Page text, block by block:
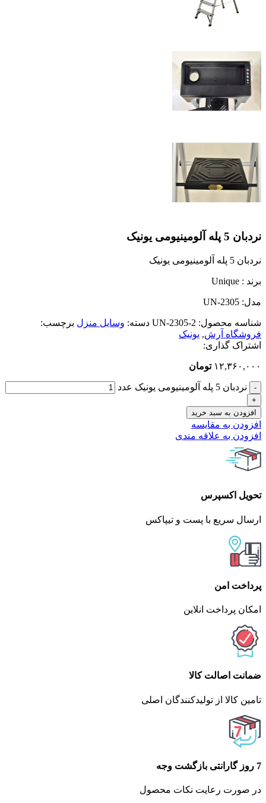
نردبان 5 پله آلومینیومی یونیک
نردبان 5 پله آلومینیومی یونیک
برند : Unique
مدل: UN-2305
شناسه محصول: UN-2305-2 دسته: وسایل منزل برچسب:
فروشگاه آرش, یونیک
اشتراک گذاری:
۱۲,۳۶۰,۰۰۰ تومان
نردبان 5 پله آلومینیومی یونیک عدد
افزودن به سبد خرید
افزودن به مقایسه
افزودن به علاقه مندی
تحویل اکسپرس
ارسال سریع با پست و تیپاکس
پرداخت امن
امکان پرداخت انلاین
ضمانت اصالت کالا
تامین کالا از تولیدکنندگان اصلی
7 روز گارانتی بازگشت وجه
در صورت رعایت نکات محصول